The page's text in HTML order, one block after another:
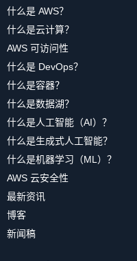
什么是 AWS？
什么是云计算？
AWS 可访问性
什么是 DevOps？
什么是容器？
什么是数据湖？
什么是人工智能（AI）？
什么是生成式人工智能？
什么是机器学习（ML）？
AWS 云安全性
最新资讯
博客
新闻稿